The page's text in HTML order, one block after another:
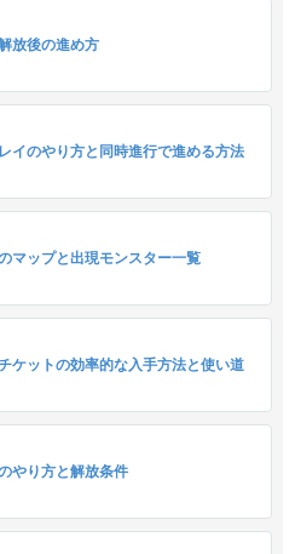
放後の進め方
イのやり方と同時進行で進める方法
マップと出現モンスター一覧
ケットの効率的な入手方法と使い道
やり方と解放条件